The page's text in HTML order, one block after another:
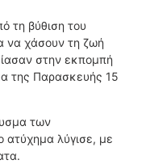
τη βύθιση του
να χάσουν τη ζωή
στην εκπομπή
της Παρασκευής 15
των
ατύχημα λύγισε, με